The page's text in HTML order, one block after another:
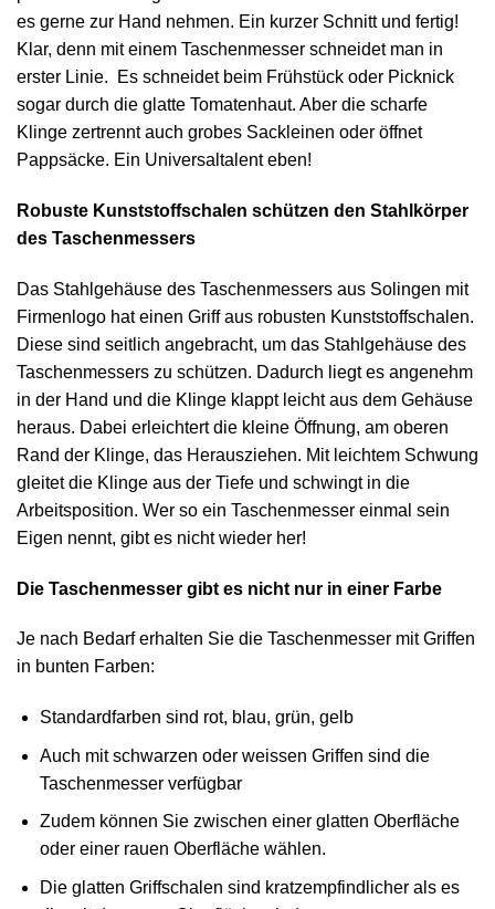
es gerne zur Hand nehmen. Ein kurzer Schnitt und fertig!
Klar, denn mit einem Taschenmesser schneidet man in
erster Linie. Es schneidet beim Frühstück oder Picknick
sogar durch die glatte Tomatenhaut. Aber die scharfe
Klinge zertrennt auch grobes Sackleinen oder öffnet
Pappsäcke. Ein Universaltalent eben!
Robuste Kunststoffschalen schützen den Stahlkörper
des Taschenmessers
Das Stahlgehäuse des Taschenmessers aus Solingen mit
Firmenlogo hat einen Griff aus robusten Kunststoffschalen.
Diese sind seitlich angebracht, um das Stahlgehäuse des
Taschenmessers zu schützen. Dadurch liegt es angenehm
in der Hand und die Klinge klappt leicht aus dem Gehäuse
heraus. Dabei erleichtert die kleine Öffnung, am oberen
Rand der Klinge, das Herausziehen. Mit leichtem Schwung
gleitet die Klinge aus der Tiefe und schwingt in die
Arbeitsposition. Wer so ein Taschenmesser einmal sein
Eigen nennt, gibt es nicht wieder her!
Die Taschenmesser gibt es nicht nur in einer Farbe
Je nach Bedarf erhalten Sie die Taschenmesser mit Griffen
in bunten Farben:
Standardfarben sind rot, blau, grün, gelb
Auch mit schwarzen oder weissen Griffen sind die
Taschenmesser verfügbar
Zudem können Sie zwischen einer glatten Oberfläche
oder einer rauen Oberfläche wählen.
Die glatten Griffschalen sind kratzempfindlicher als es